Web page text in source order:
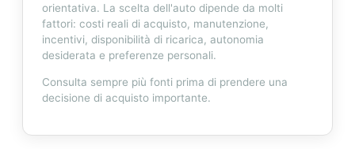
orientativa. La scelta dell'auto dipende da molti
fattori: costi reali di acquisto, manutenzione,
incentivi, disponibilità di ricarica, autonomia
desiderata e preferenze personali.
Consulta sempre più fonti prima di prendere una
decisione di acquisto importante.